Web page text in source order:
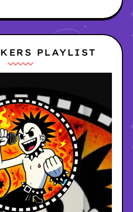
PLAYLIST